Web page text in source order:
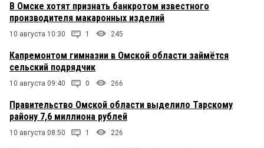
В Омске хотят признать банкротом известного
производителя макаронных изделий
10 августа 10:30 1 245
Капремонтом гимназии в Омской области займётся
сельский подрядчик
10 августа 09:40 0 266
Правительство Омской области выделило Тарскому
району 7,6 миллиона рублей
10 августа 08:50 1 226